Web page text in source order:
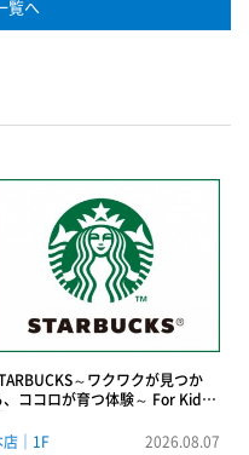
覧へ
～ワクワクが見つか
、ココロが育つ体験～ For Kids
〜コーヒーの未来、環境勉強会
店｜1F
2026.08.07